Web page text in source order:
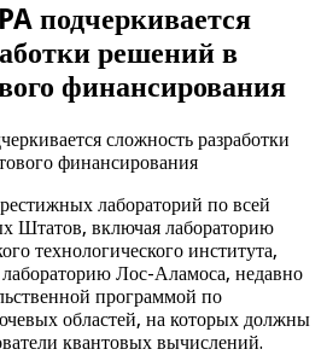
подчеркивается
решений в
финансирования
лабораторий по всей
Штатов, включая лабораторию
технологического института,
Лос-Аламоса, недавно
программой по
областей, на которых должны
квантовых вычислений.